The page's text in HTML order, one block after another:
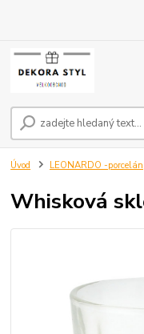
Úvod LEONARDO -
Whisková